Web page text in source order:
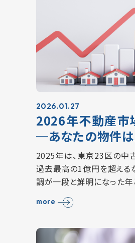
2026.01.27
2026年不動産市
─あなたの物件は
2025年は、東京23区の中
過去最高の1億円を超える
調が一段と鮮明になった年
供給減や建築コストの上
住宅への需要は引き続き底
more